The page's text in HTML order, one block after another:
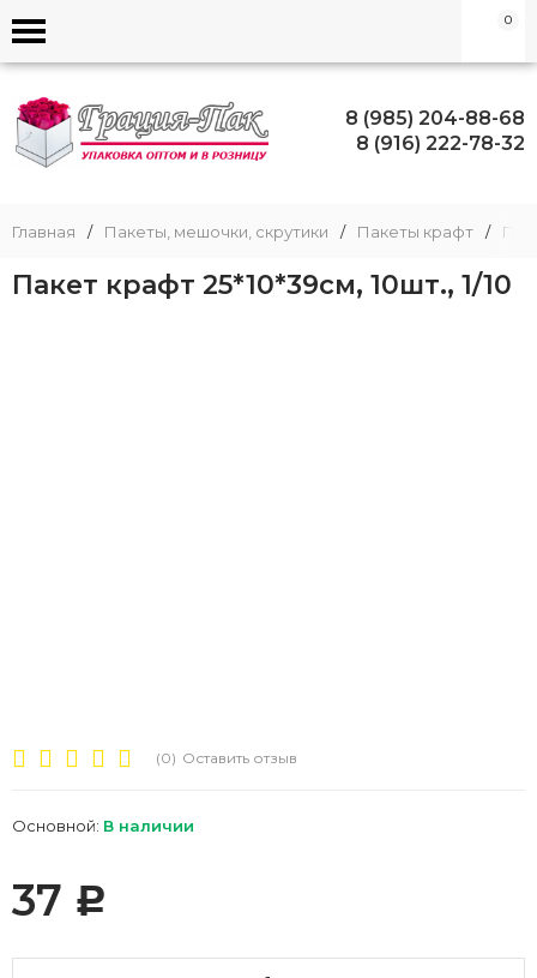
0
8 (985) 204-88-68
8 (916) 222-78-32
Главная / Пакеты, мешочки, скрутики / Пакеты крафт /
Пакет крафт 25*10*39см, 10шт., 1/10
(0) Оставить отзыв
Основной: В наличии
37 Р